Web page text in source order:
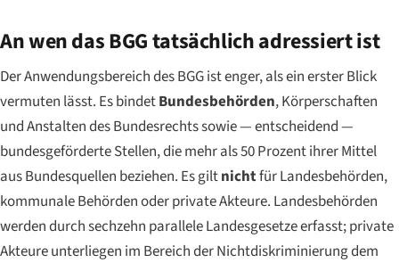
An wen das BGG tatsächlich adressiert ist
Der Anwendungsbereich des BGG ist enger, als ein erster Blick
vermuten lässt. Es bindetBundesbehörden, Körperschaften
und Anstalten des Bundesrechts sowie — entscheidend —
bundesgeförderte Stellen, die mehr als 50 Prozent ihrer Mittel
aus Bundesquellen beziehen. Es giltnichtfür Landesbehörden,
kommunale Behörden oder private Akteure. Landesbehörden
werden durch sechzehn parallele Landesgesetze erfasst; private
Akteure unterliegen im Bereich der Nichtdiskriminierung dem